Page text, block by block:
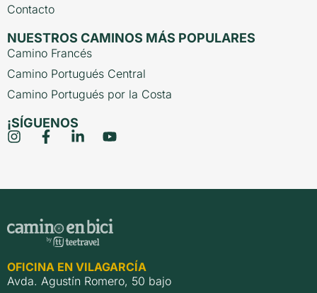
Contacto
NUESTROS CAMINOS MÁS POPULARES
Camino Francés
Camino Portugués Central
Camino Portugués por la Costa
¡SÍGUENOS
OFICINA EN VILAGARCÍA
Avda. Agustín Romero, 50 bajo